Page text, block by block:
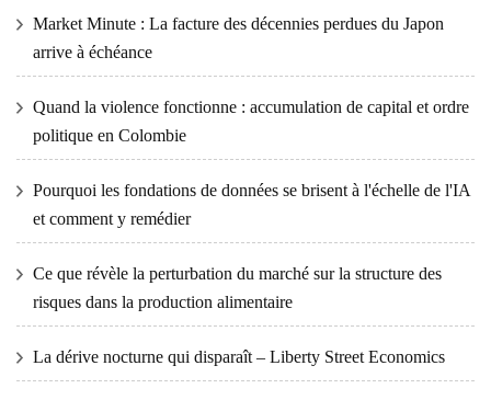
Market Minute : La facture des décennies perdues du Japon
arrive à échéance
Quand la violence fonctionne : accumulation de capital et ordre
politique en Colombie
Pourquoi les fondations de données se brisent à l'échelle de l'IA
et comment y remédier
Ce que révèle la perturbation du marché sur la structure des
risques dans la production alimentaire
La dérive nocturne qui disparaît – Liberty Street Economics